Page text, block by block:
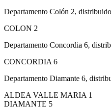
Departamento Colón 2,
COLON 2
Departamento Concordia 6,
CONCORDIA 6
Departamento Diamante 6,
ALDEA VALLE MARIA 1
DIAMANTE 5